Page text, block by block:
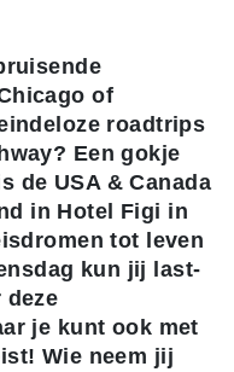
of
roadtrips
Een gokje
de USA & Canada
in Hotel Figi in
tot leven
kun jij last-
deze
je kunt ook met
Wie neem jij